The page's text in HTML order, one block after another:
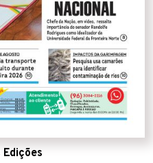
Edições